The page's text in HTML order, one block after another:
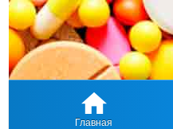
Главная